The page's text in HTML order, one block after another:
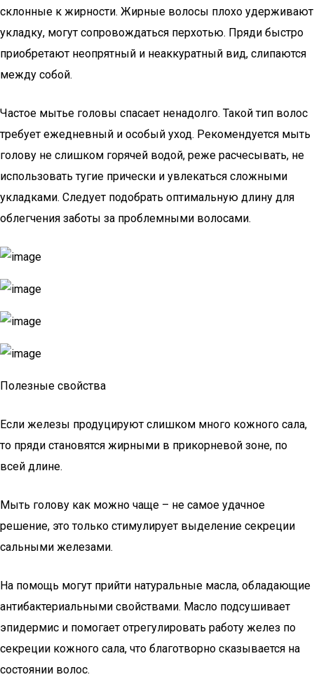
склонные к жирности. Жирные волосы плохо удерживают
укладку, могут сопровождаться перхотью. Пряди быстро
приобретают неопрятный и неаккуратный вид, слипаются
между собой.
Частое мытье головы спасает ненадолго. Такой тип волос
требует ежедневный и особый уход. Рекомендуется мыть
голову не слишком горячей водой, реже расчесывать, не
использовать тугие прически и увлекаться сложными
укладками. Следует подобрать оптимальную длину для
облегчения заботы за проблемными волосами.
Полезные свойства
Если железы продуцируют слишком много кожного сала,
то пряди становятся жирными в прикорневой зоне, по
всей длине.
Мыть голову как можно чаще – не самое удачное
решение, это только стимулирует выделение секреции
сальными железами.
На помощь могут прийти натуральные масла, обладающие
антибактериальными свойствами. Масло подсушивает
эпидермис и помогает отрегулировать работу желез по
секреции кожного сала, что благотворно сказывается на
состоянии волос.